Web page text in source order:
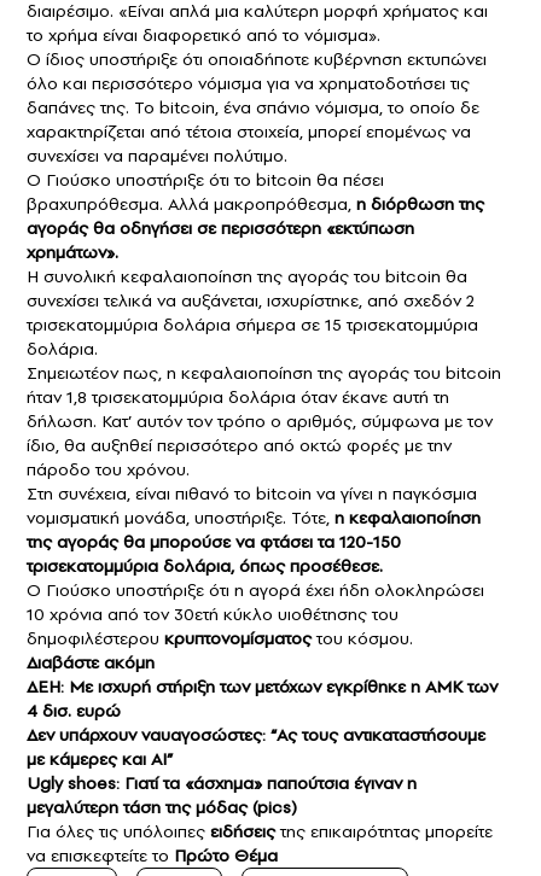
διαιρέσιμο. «Είναι απλά μια καλύτερη μορφή χρήματος και
το χρήμα είναι διαφορετικό από το νόμισμα».
Ο ίδιος υποστήριξε ότι οποιαδήποτε κυβέρνηση εκτυπώνει
όλο και περισσότερο νόμισμα για να χρηματοδοτήσει τις
δαπάνες της. Το bitcoin, ένα σπάνιο νόμισμα, το οποίο δε
χαρακτηρίζεται από τέτοια στοιχεία, μπορεί επομένως να
συνεχίσει να παραμένει πολύτιμο.
Ο Γιούσκο υποστήριξε ότι το bitcoin θα πέσει
βραχυπρόθεσμα. Αλλά μακροπρόθεσμα, η διόρθωση της
αγοράς θα οδηγήσει σε περισσότερη «εκτύπωση
χρημάτων».
Η συνολική κεφαλαιοποίηση της αγοράς του bitcoin θα
συνεχίσει τελικά να αυξάνεται, ισχυρίστηκε, από σχεδόν 2
τρισεκατομμύρια δολάρια σήμερα σε 15 τρισεκατομμύρια
δολάρια.
Σημειωτέον πως, η κεφαλαιοποίηση της αγοράς του bitcoin
ήταν 1,8 τρισεκατομμύρια δολάρια όταν έκανε αυτή τη
δήλωση. Κατ’ αυτόν τον τρόπο ο αριθμός, σύμφωνα με τον
ίδιο, θα αυξηθεί περισσότερο από οκτώ φορές με την
πάροδο του χρόνου.
Στη συνέχεια, είναι πιθανό το bitcoin να γίνει η παγκόσμια
νομισματική μονάδα, υποστήριξε. Τότε, η κεφαλαιοποίηση
της αγοράς θα μπορούσε να φτάσει τα 120-150
τρισεκατομμύρια δολάρια, όπως προσέθεσε.
Ο Γιούσκο υποστήριξε ότι η αγορά έχει ήδη ολοκληρώσει
10 χρόνια από τον 30ετή κύκλο υιοθέτησης του
δημοφιλέστερου κρυπτονομίσματοςτου κόσμου.
Διαβάστε ακόμη
ΔΕΗ: Με ισχυρή στήριξη των μετόχων εγκρίθηκε η ΑΜΚ των
4 δισ. ευρώ
Δεν υπάρχουν ναυαγοσώστες: “Ας τους αντικαταστήσουμε
με κάμερες και AI”
Ugly shoes: Γιατί τα «άσχημα» παπούτσια έγιναν η
μεγαλύτερη τάση της μόδας (pics)
Για όλες τις υπόλοιπες ειδήσειςτης επικαιρότητας μπορείτε
να επισκεφτείτε το Πρώτο Θέμα